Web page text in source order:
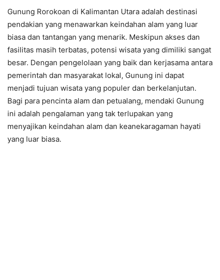
Gunung Rorokoan di Kalimantan Utara adalah destinasi
pendakian yang menawarkan keindahan alam yang luar
biasa dan tantangan yang menarik. Meskipun akses dan
fasilitas masih terbatas, potensi wisata yang dimiliki sangat
besar. Dengan pengelolaan yang baik dan kerjasama antara
pemerintah dan masyarakat lokal, Gunung ini dapat
menjadi tujuan wisata yang populer dan berkelanjutan.
Bagi para pencinta alam dan petualang, mendaki Gunung
ini adalah pengalaman yang tak terlupakan yang
menyajikan keindahan alam dan keanekaragaman hayati
yang luar biasa.